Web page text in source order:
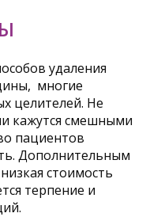
удаления
многие
целителей. Не
кажутся смешными
пациентов
Дополнительным
стоимость
терпение и